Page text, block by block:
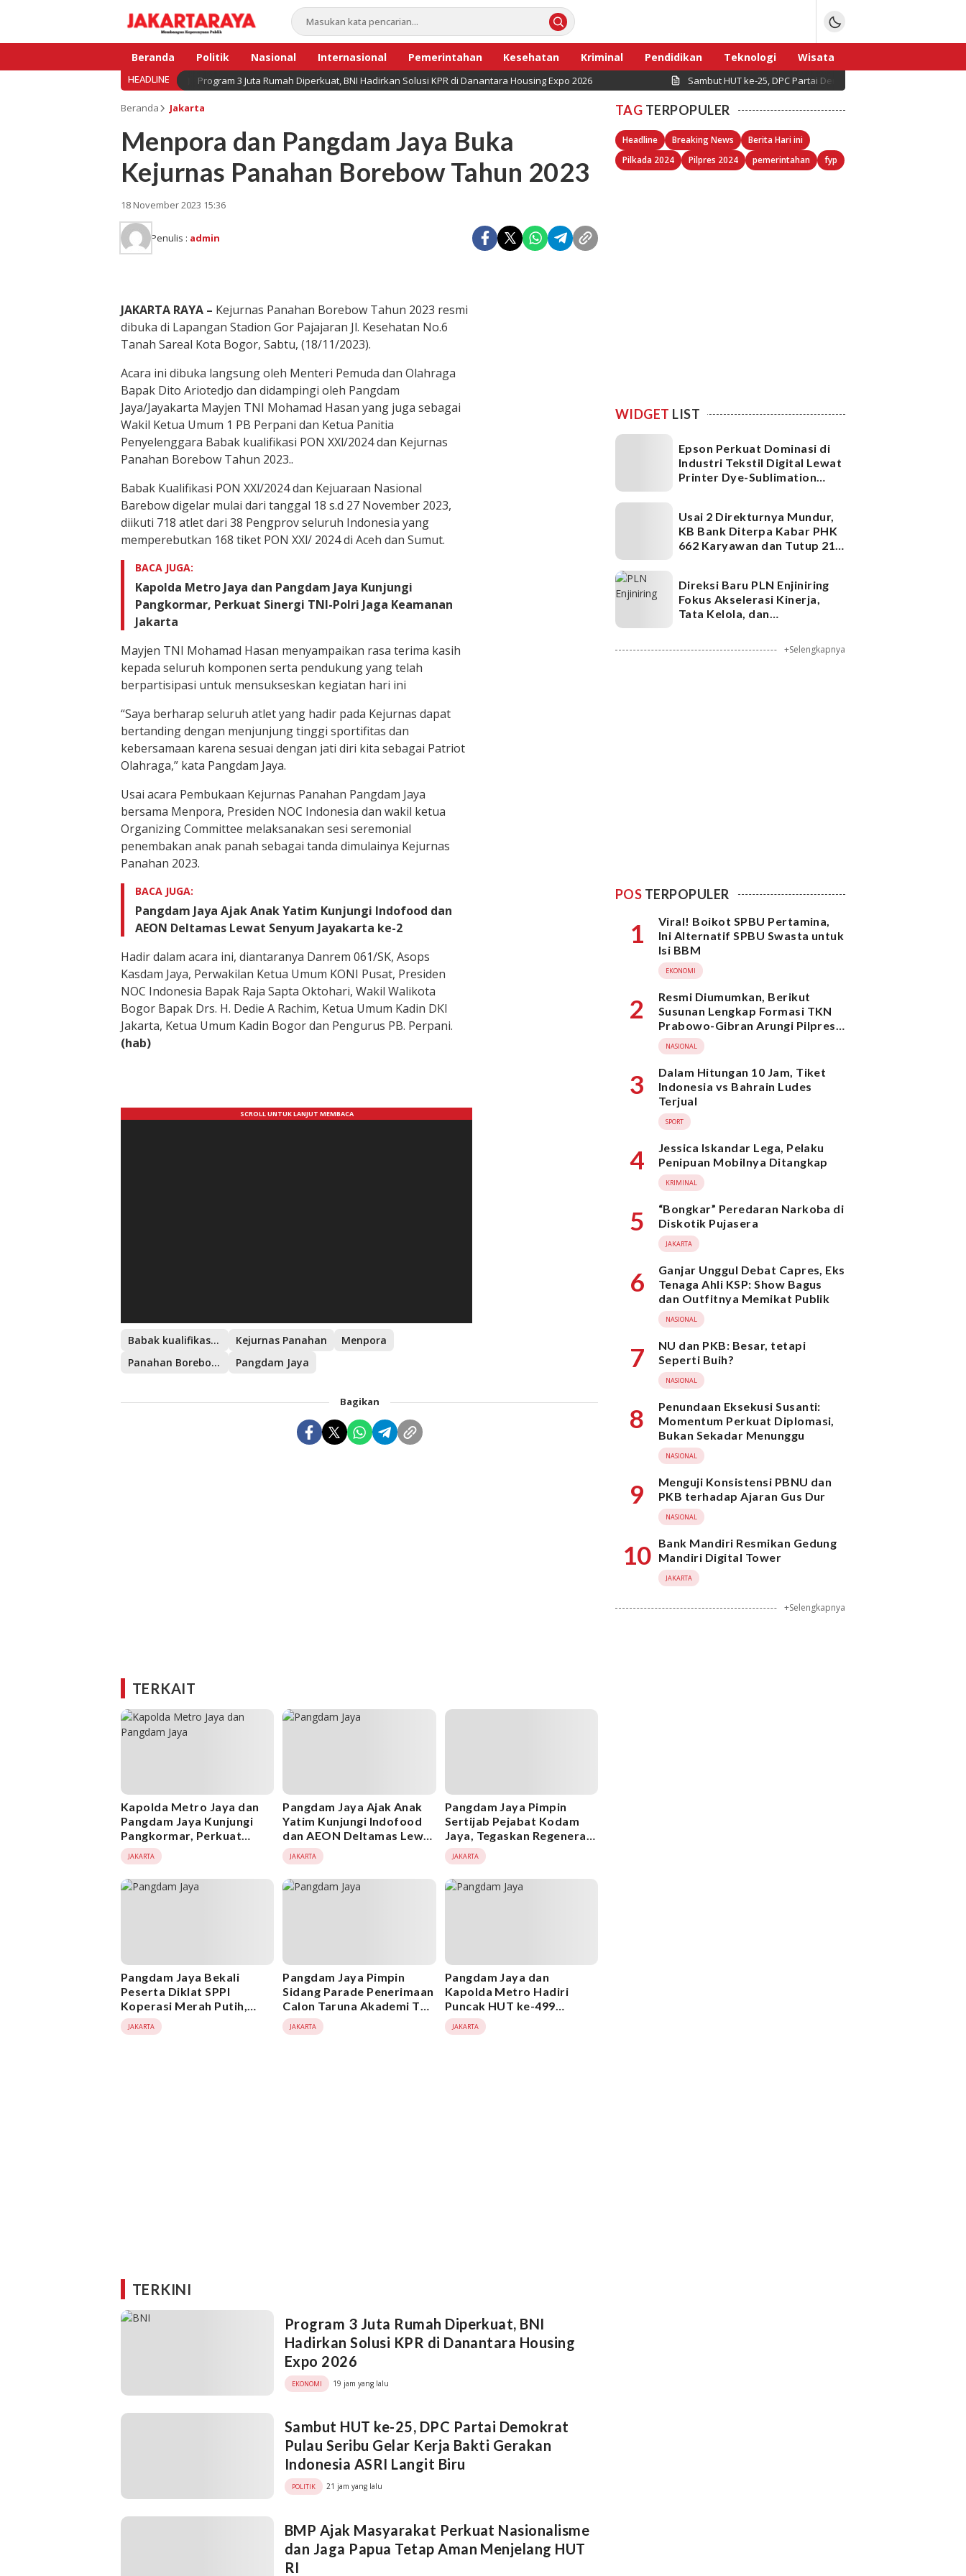
Beranda Politik Nasional Internasional Pemerintahan Kesehatan Kriminal Pendidikan Teknologi
Wisata
Bisnis
Sport
HEADLINE Program 3 Juta Rumah Diperkuat, BNI Hadirkan Solusi KPR di Danantara Housing Expo 2026 Sambut HUT ke-25, DPC Partai Demokrat Pulau Seribu Gelar
Beranda Jakarta
Menpora dan Pangdam Jaya Buka
Kejurnas Panahan Borebow Tahun 2023
18 November 2023 15:36
Penulis : admin
JAKARTA RAYA – Kejurnas Panahan Borebow Tahun 2023 resmi
dibuka di Lapangan Stadion Gor Pajajaran Jl. Kesehatan No.6
Tanah Sareal Kota Bogor, Sabtu, (18/11/2023).
Acara ini dibuka langsung oleh Menteri Pemuda dan Olahraga
Bapak Dito Ariotedjo dan didampingi oleh Pangdam
Jaya/Jayakarta Mayjen TNI Mohamad Hasan yang juga sebagai
Wakil Ketua Umum 1 PB Perpani dan Ketua Panitia
Penyelenggara Babak kualifikasi PON XXl/2024 dan Kejurnas
Panahan Borebow Tahun 2023..
Babak Kualifikasi PON XXl/2024 dan Kejuaraan Nasional
Barebow digelar mulai dari tanggal 18 s.d 27 November 2023,
diikuti 718 atlet dari 38 Pengprov seluruh Indonesia yang
memperebutkan 168 tiket PON XXl/ 2024 di Aceh dan Sumut.
BACA JUGA:
Kapolda Metro Jaya dan Pangdam Jaya Kunjungi
Pangkormar, Perkuat Sinergi TNI-Polri Jaga Keamanan
Jakarta
Mayjen TNI Mohamad Hasan menyampaikan rasa terima kasih
kepada seluruh komponen serta pendukung yang telah
berpartisipasi untuk mensukseskan kegiatan hari ini
“Saya berharap seluruh atlet yang hadir pada Kejurnas dapat
bertanding dengan menjunjung tinggi sportifitas dan
kebersamaan karena sesuai dengan jati diri kita sebagai Patriot
Olahraga,” kata Pangdam Jaya.
Usai acara Pembukaan Kejurnas Panahan Pangdam Jaya
bersama Menpora, Presiden NOC Indonesia dan wakil ketua
Organizing Committee melaksanakan sesi seremonial
penembakan anak panah sebagai tanda dimulainya Kejurnas
Panahan 2023.
BACA JUGA:
Pangdam Jaya Ajak Anak Yatim Kunjungi Indofood dan
AEON Deltamas Lewat Senyum Jayakarta ke-2
Hadir dalam acara ini, diantaranya Danrem 061/SK, Asops
Kasdam Jaya, Perwakilan Ketua Umum KONI Pusat, Presiden
NOC Indonesia Bapak Raja Sapta Oktohari, Wakil Walikota
Bogor Bapak Drs. H. Dedie A Rachim, Ketua Umum Kadin DKI
Jakarta, Ketua Umum Kadin Bogor dan Pengurus PB. Perpani.
(hab)
Babak kualifikasi PON XXl/2024 Kejurnas Panahan
Menpora
Panahan Borebow Tahun 2023
Pangdam Jaya
Bagikan
TERKAIT
Kapolda Metro Jaya dan
Pangdam Jaya Kunjungi
Pangkormar, Perkuat
Sinergi TNI-Polri Jaga
Keamanan Jakarta
JAKARTA
Pangdam Jaya Ajak Anak
Yatim Kunjungi Indofood
dan AEON Deltamas Lewat
Senyum Jayakarta ke-2
JAKARTA
Pangdam Jaya Pimpin
Sertijab Pejabat Kodam
Jaya, Tegaskan Regenerasi
dan Profesionalisme
Prajurit
JAKARTA
Pangdam Jaya Bekali
Peserta Diklat SPPI
Koperasi Merah Putih,
Tekankan Kepemimpinan
dan Pengabdian
JAKARTA
Pangdam Jaya Pimpin
Sidang Parade Penerimaan
Calon Taruna Akademi TNI
TA 2026
JAKARTA
Pangdam Jaya dan
Kapolda Metro Hadiri
Puncak HUT ke-499
Jakarta di Bundaran HI
JAKARTA
TERKINI
Program 3 Juta Rumah Diperkuat, BNI
Hadirkan Solusi KPR di Danantara Housing
Expo 2026
EKONOMI 19 jam yang lalu
Sambut HUT ke-25, DPC Partai Demokrat
Pulau Seribu Gelar Kerja Bakti Gerakan
Indonesia ASRI Langit Biru
POLITIK 21 jam yang lalu
BMP Ajak Masyarakat Perkuat Nasionalisme
dan Jaga Papua Tetap Aman Menjelang HUT
RI
TAG TERPOPULER
Headline Breaking News
Berita Hari ini
Pilkada 2024
Pilpres 2024 pemerintahan fyp
WIDGET LIST
Epson Perkuat Dominasi di
Industri Tekstil Digital Lewat
Printer Dye-Sublimation
Usai 2 Direkturnya Mundur,
KB Bank Diterpa Kabar PHK
662 Karyawan dan Tutup 21
Direksi Baru PLN Enjiniring
Fokus Akselerasi Kinerja,
Tata Kelola, dan
+Selengkapnya
POS TERPOPULER
1
Viral! Boikot SPBU Pertamina,
Ini Alternatif SPBU Swasta untuk
Isi BBM
EKONOMI
2
Resmi Diumumkan, Berikut
Susunan Lengkap Formasi TKN
Prabowo-Gibran Arungi Pilpres
2024, Ada Ridwan Kamil hingga
Suami Yenny Wahid
NASIONAL
3
Dalam Hitungan 10 Jam, Tiket
Indonesia vs Bahrain Ludes
Terjual
SPORT
4
Jessica Iskandar Lega, Pelaku
Penipuan Mobilnya Ditangkap
KRIMINAL
5
“Bongkar” Peredaran Narkoba di
Diskotik Pujasera
JAKARTA
6
Ganjar Unggul Debat Capres, Eks
Tenaga Ahli KSP: Show Bagus
dan Outfitnya Memikat Publik
NASIONAL
7
NU dan PKB: Besar, tetapi
Seperti Buih?
NASIONAL
8
Penundaan Eksekusi Susanti:
Momentum Perkuat Diplomasi,
Bukan Sekadar Menunggu
NASIONAL
9
Menguji Konsistensi PBNU dan
PKB terhadap Ajaran Gus Dur
NASIONAL
10 Bank Mandiri Resmikan Gedung
Mandiri Digital Tower
JAKARTA
+Selengkapnya